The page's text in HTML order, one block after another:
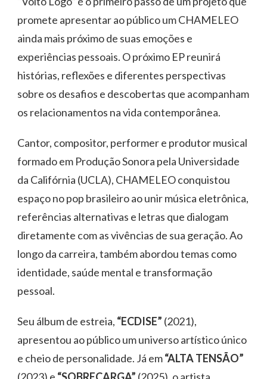
promete apresentar ao público um CHAMELEO
ainda mais próximo de suas emoções e
experiências pessoais. O próximo EP reunirá
histórias, reflexões e diferentes perspectivas
sobre os desafios e descobertas que acompanham
os relacionamentos na vida contemporânea.
Cantor, compositor, performer e produtor musical
formado em Produção Sonora pela Universidade
da Califórnia (UCLA), CHAMELEO conquistou
espaço no pop brasileiro ao unir música eletrônica,
referências alternativas e letras que dialogam
diretamente com as vivências de sua geração. Ao
longo da carreira, também abordou temas como
identidade, saúde mental e transformação
pessoal.
Seu álbum de estreia, “ECDISE” (2021),
apresentou ao público um universo artístico único
e cheio de personalidade. Já em“ALTA TENSÃO”